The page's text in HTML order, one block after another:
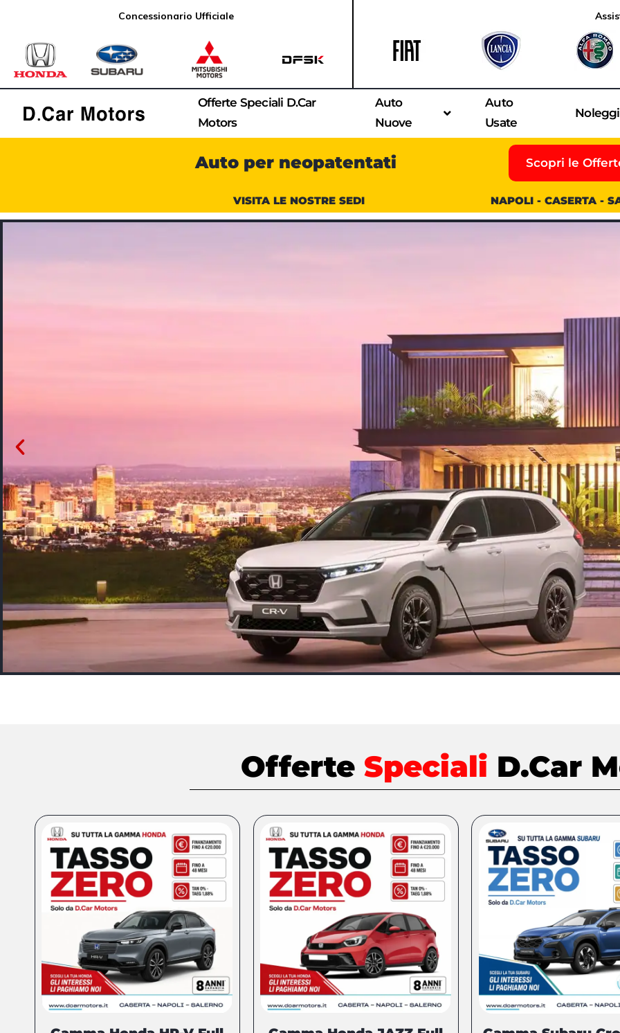
Concessionario Ufficiale
Offerte Speciali D.Car
Motors
Auto
Nuove
Auto
Usate
Auto per neopatentati Scopri le
VISITA LE NOSTRE SEDI NAPOLI - CASERTA -
Hybrid & Plug-in
Hybrid
Scopri di
più
Offerte Speciali D.Car